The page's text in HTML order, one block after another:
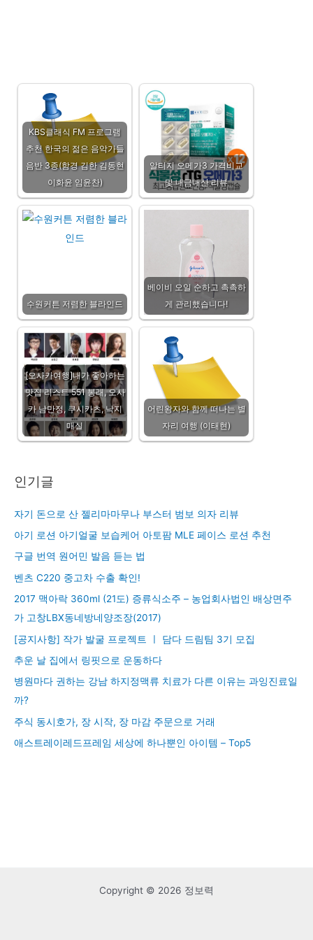
KBS클래식 FM 프로그램
추천 한국의 젊은 음악가들
음반 3종(함경 김한 김동현
이화윤 임윤찬)
알티지 오메가3 가격비교
및 내금내산 리뷰
수원커튼 저렴한 블라인드
베이비 오일 순하고 촉촉하
게 관리했습니다!
[오사카여행]내가 좋아하는
맛집 리스트 551 봉래, 오사
카 남만정, 쿠시카츠, 낙지
매실
어린왕자와 함께 떠나는 별
자리 여행 (이태현)
인기글
자기 돈으로 산 젤리마마무나 부스터 범보 의자 리뷰
아기 로션 아기얼굴 보습케어 아토팜 MLE 페이스 로션 추천
구글 번역 원어민 발음 듣는 법
벤츠 C220 중고차 수출 확인!
2017 맥아락 360ml (21도) 증류식소주 – 농업회사법인 배상면주
가 고창LBX동네방네양조장(2017)
[공지사항] 작가 발굴 프로젝트 ㅣ 담다 드림팀 3기 모집
추운 날 집에서 링핏으로 운동하다
병원마다 권하는 강남 하지정맥류 치료가 다른 이유는 과잉진료일
까?
주식 동시호가, 장 시작, 장 마감 주문으로 거래
애스트레이레드프레임 세상에 하나뿐인 아이템 – Top5
Copyright © 2026 정보력